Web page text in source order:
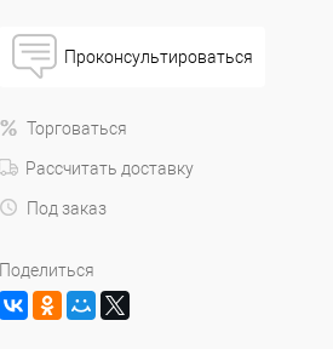
Проконсультироваться
Торговаться
Рассчитать доставку
Под заказ
Поделиться